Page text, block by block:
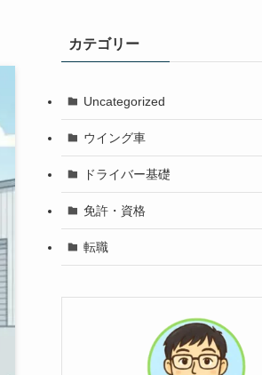
カテゴリー
Uncategorized
ウイング車
ドライバー基礎
免許・資格
転職